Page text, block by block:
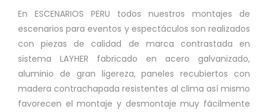
En ESCENARIOS PERU todos nuestros montajes de
escenarios para eventos y espectáculos son realizados
con piezas de calidad de marca contrastada en
sistema LAYHER fabricado en acero galvanizado,
aluminio de gran ligereza, paneles recubiertos con
madera contrachapada resistentes al clima así mismo
favorecen el montaje y desmontaje muy fácilmente